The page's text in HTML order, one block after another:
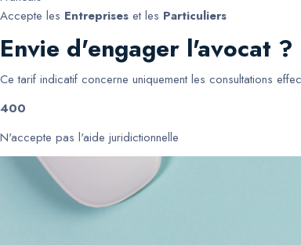
Accepte les Entreprises et les Particuliers
Envie d'engager l'avocat ?
Ce tarif indicatif concerne uniquement les consultations
400
N'accepte pas l'aide juridictionnelle